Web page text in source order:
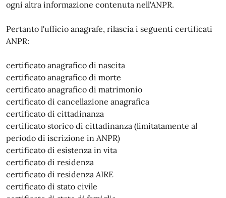
ogni altra informazione contenuta nell'ANPR.
Pertanto l'ufficio anagrafe, rilascia i seguenti certificati
ANPR:
certificato anagrafico di nascita
certificato anagrafico di morte
certificato anagrafico di matrimonio
certificato di cancellazione anagrafica
certificato di cittadinanza
certificato storico di cittadinanza (limitatamente al
periodo di iscrizione in ANPR)
certificato di esistenza in vita
certificato di residenza
certificato di residenza AIRE
certificato di stato civile